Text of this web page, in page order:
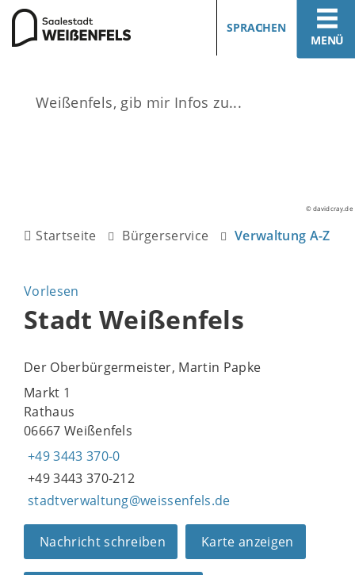
MENÜ
SPRACHEN
© davidcray.de
Startseite Bürgerservice Verwaltung A-Z
Vorlesen
Stadt Weißenfels
Der Oberbürgermeister, Martin Papke
Markt 1
Rathaus
06667 Weißenfels
+49 3443 370-0
+49 3443 370-212
stadtverwaltung@weissenfels.de
Nachricht schreiben Karte anzeigen